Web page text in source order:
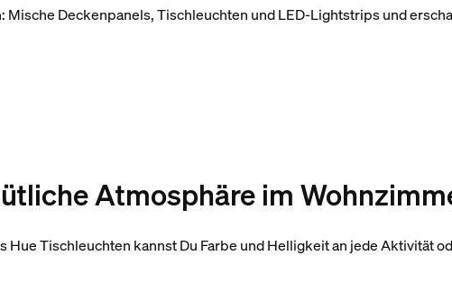
Deckenpanels, Tischleuchten und LED-Lightstrips und
Atmosphäre im
Tischleuchten kannst Du Farbe und Helligkeit an jede Aktivität